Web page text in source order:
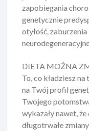
zapobiegania
genetycznie
otyłość,
DIETA MOŻNA
To, co kładziesz
na Twój profil
Twojego
wykazały nawet,
długotrwałe